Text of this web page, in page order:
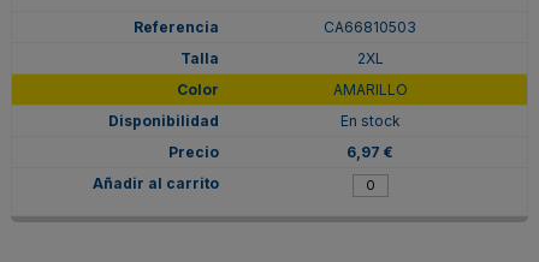
CA66810503
2XL
AMARILLO
En stock
6,97 €